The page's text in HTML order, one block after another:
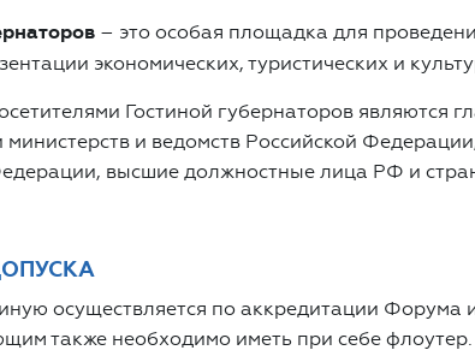
– это особая площадка для
экономических, туристических и
Гостиной губернаторов являются
министерств и ведомств Российской
высшие должностные лица РФ и
осуществляется по аккредитации
также необходимо иметь при себе флоутер.